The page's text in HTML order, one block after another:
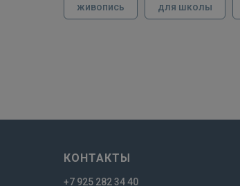
живопись для школы
КОНТАКТЫ
+7 925 282 34 40